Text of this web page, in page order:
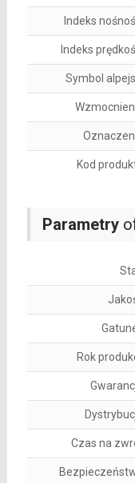
Parametry
Rok
Czas na
Indeks
Indeks
Symbol
Kod